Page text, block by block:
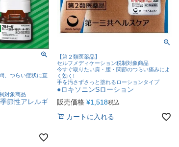
、つらい症状に直
対象商品
節性アレルギ
【第２類医薬品】
セルフメディケーション税制対象商品
今すぐ取りたい肩・腰・関節のつらい痛みによ
く効く!
手を汚さずさっと塗れるローションタイプ
●ロキソニンSローション
販売価格 ¥1,518税込
カートに入れる